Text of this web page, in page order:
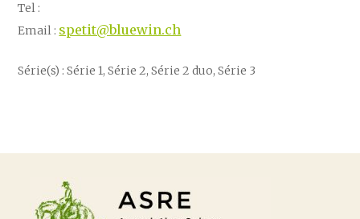
Tel :
Email : spetit@bluewin.ch
Série(s) : Série 1, Série 2, Série 2 duo, Série 3